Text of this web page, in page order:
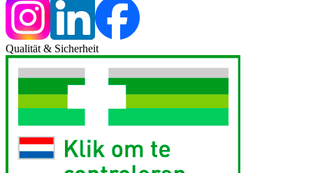
Qualität & Sicherheit